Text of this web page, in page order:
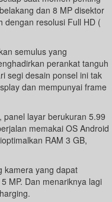
dan 8 MP disektor
dengan resolusi Full HD (
semulus yang
perankat tanguh
segi desain ponsel ini tak
dan mempunyai frame
layar berukuran 5.99
memakai OS Android
RAM 3 GB,
kamera yang dapat
MP. Dan menariknya lagi